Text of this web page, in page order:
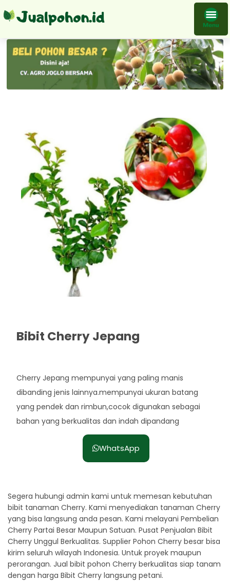
Bibit Cherry Jepang Buah Langsung Kirim
Bibit Cherry Jepang
Cherry Jepang mempunyai yang paling manis
dibanding jenis lainnya.mempunyai ukuran batang
yang pendek dan rimbun,cocok digunakan sebagai
bahan yang berkualitas dan indah dipandang
WhatsApp
Segera hubungi admin kami untuk memesan kebutuhan
bibit tanaman Cherry. Kami menyediakan tanaman Cherry
yang bisa langsung anda pesan. Kami melayani Pembelian
Cherry Partai Besar Maupun Satuan. Pusat Penjualan Bibit
Cherry Unggul Berkualitas. Supplier Pohon Cherry besar bisa
kirim seluruh wilayah Indonesia. Untuk proyek maupun
perorangan. Jual bibit pohon Cherry berkualitas siap tanam
dengan harga Bibit Cherry langsung petani.